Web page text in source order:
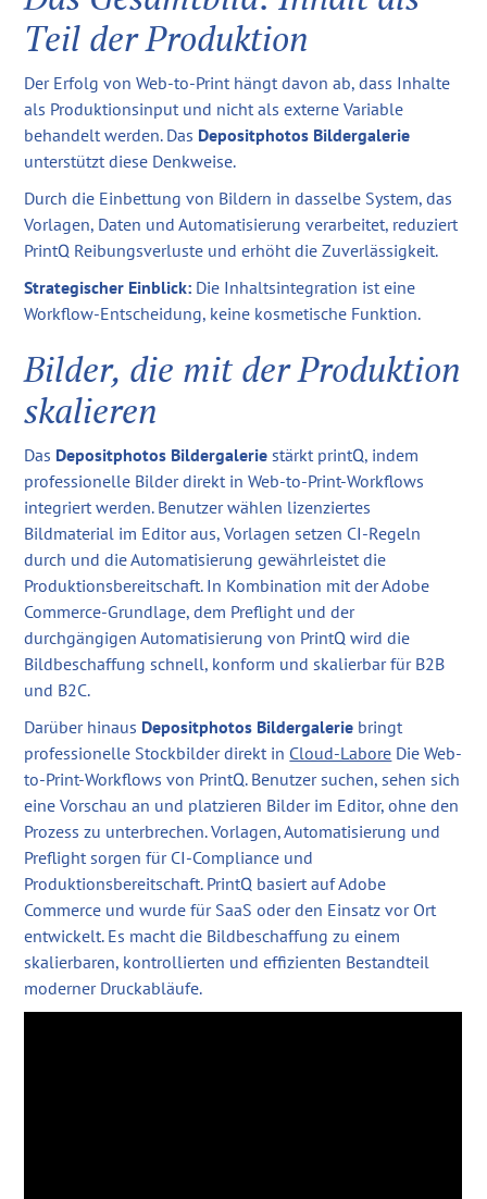
Teil der Produktion
Der Erfolg von Web-to-Print hängt davon ab, dass Inhalte
als Produktionsinput und nicht als externe Variable
behandelt werden. Das Depositphotos Bildergalerie
unterstützt diese Denkweise.
Durch die Einbettung von Bildern in dasselbe System, das
Vorlagen, Daten und Automatisierung verarbeitet, reduziert
PrintQ Reibungsverluste und erhöht die Zuverlässigkeit.
Strategischer Einblick: Die Inhaltsintegration ist eine
Workflow-Entscheidung, keine kosmetische Funktion.
Bilder, die mit der Produktion
skalieren
Das Depositphotos Bildergalerie stärkt printQ, indem
professionelle Bilder direkt in Web-to-Print-Workflows
integriert werden. Benutzer wählen lizenziertes
Bildmaterial im Editor aus, Vorlagen setzen CI-Regeln
durch und die Automatisierung gewährleistet die
Produktionsbereitschaft. In Kombination mit der Adobe
Commerce-Grundlage, dem Preflight und der
durchgängigen Automatisierung von PrintQ wird die
Bildbeschaffung schnell, konform und skalierbar für B2B
und B2C.
Darüber hinaus Depositphotos Bildergalerie bringt
professionelle Stockbilder direkt in Cloud-Labore Die Web-
to-Print-Workflows von PrintQ. Benutzer suchen, sehen sich
eine Vorschau an und platzieren Bilder im Editor, ohne den
Prozess zu unterbrechen. Vorlagen, Automatisierung und
Preflight sorgen für CI-Compliance und
Produktionsbereitschaft. PrintQ basiert auf Adobe
Commerce und wurde für SaaS oder den Einsatz vor Ort
entwickelt. Es macht die Bildbeschaffung zu einem
skalierbaren, kontrollierten und effizienten Bestandteil
moderner Druckabläufe.